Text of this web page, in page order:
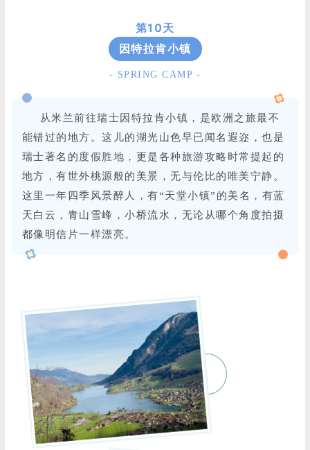
第10天
因特拉肯小镇
- SPRING CAMP -
从米兰前往瑞士因特拉肯小镇，是欧洲之旅最不
能错过的地方。这儿的湖光山色早已闻名遐迩，也是
瑞士著名的度假胜地，更是各种旅游攻略时常提起的
地方，有世外桃源般的美景，无与伦比的唯美宁静。
这里一年四季风景醉人，有“天堂小镇”的美名，有蓝
天白云，青山雪峰，小桥流水，无论从哪个角度拍摄
都像明信片一样漂亮。